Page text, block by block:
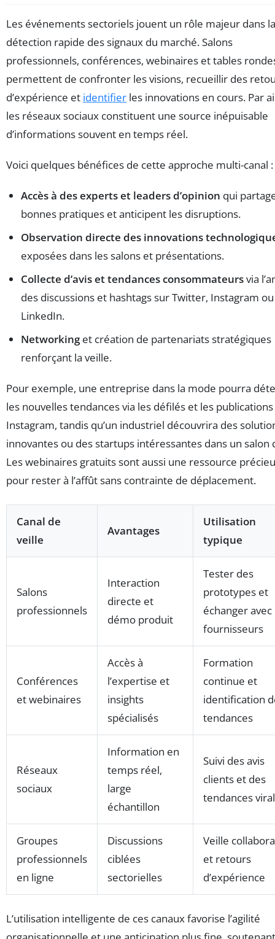
Les événements sectoriels jouent un rôle majeur dans la
détection rapide des signaux du marché. Salons
professionnels, conférences, webinaires et tables
permettent de confronter les visions, recueillir des
d’expérience et identifier les innovations en cours. Par
les réseaux sociaux constituent une source inépuisable
d’informations souvent en temps réel.
Voici quelques bénéfices de cette approche multi-canal :
Accès à des experts et leaders d’opinion qui
bonnes pratiques et anticipent les disruptions.
Observation directe des innovations
exposées dans les salons et présentations.
Collecte d’avis et tendances consommateursvia
des discussions et hashtags sur Twitter, Instagram ou
LinkedIn.
Networkinget création de partenariats stratégiques
renforçant la veille.
Pour exemple, une entreprise dans la mode pourra
les nouvelles tendances via les défilés et les publications
Instagram, tandis qu’un industriel découvrira des
innovantes ou des startups intéressantes dans un salon
Les webinaires gratuits sont aussi une ressource
pour rester à l’affût sans contrainte de déplacement.
Canal de
veille
Avantages
Utilisation
typique
Salons
professionnels
Interaction
directe et
démo produit
Tester des
prototypes et
échanger avec
fournisseurs
Conférences
et webinaires
Accès à
l’expertise et
insights
spécialisés
Formation
continue et
identification
tendances
Réseaux
sociaux
Information en
temps réel,
large
échantillon
Suivi des avis
clients et des
tendances viral
Groupes
professionnels
en ligne
Discussions
ciblées
sectorielles
Veille
et retours
d’expérience
L’utilisation intelligente de ces canaux favorise l’agilité